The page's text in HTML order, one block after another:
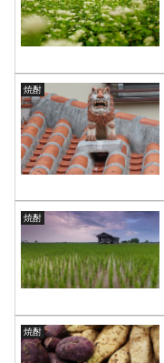
焼酎
焼酎
焼酎